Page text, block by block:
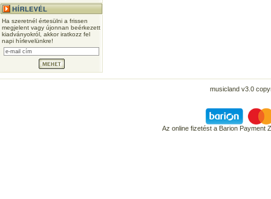
Ha szeretnél értesülni a frissen
megjelent vagy újonnan beérkezett
kiadványokról, akkor iratkozz fel
napi hírlevelünkre!
musicland v3.0
Az online fizetést a Barion Payment